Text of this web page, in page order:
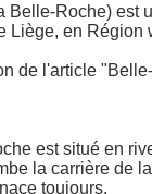
Belle-Roche) est
Liège, en Région
de l'article
est situé en
la carrière de
toujours.